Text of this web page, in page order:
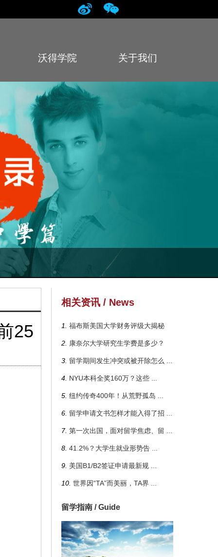
沃得学院
College
关于我们
25
相关资讯 / News
1. 福布斯美国大学财务评级大揭秘
2. 康奈尔大学研究生学费是多少？
3. 留学期间发生冲突或被开除怎么
4. NYU本科全奖160万？这些
5. 纽约传奇400年！从荒野孤岛
6. 留学申请文书怎样才能入得了招
7. 第一次出国，面对留学焦虑、留
8. 41.2%？大学生就业形势告
9. 美国B1/B2签证申请最新规
10. 世界因“TA”而美丽，TA界
留学指南 / Guide